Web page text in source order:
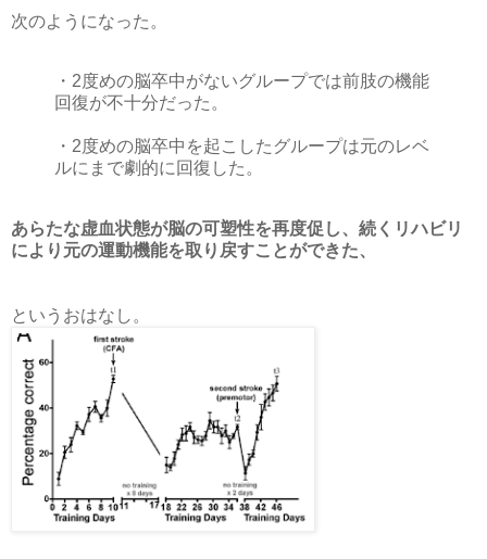
次のようになった。
・2度めの脳卒中がないグループでは前肢の機能
回復が不十分だった。
・2度めの脳卒中を起こしたグループは元のレベ
ルにまで劇的に回復した。
あらたな虚血状態が脳の可塑性を再度促し、続くリハビリ
により元の運動機能を取り戻すことができた、
というおはなし。